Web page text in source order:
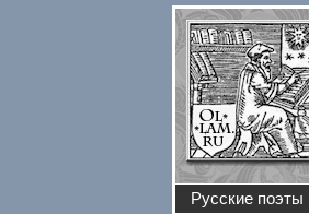
Перейти к основному содержанию
Русские поэты